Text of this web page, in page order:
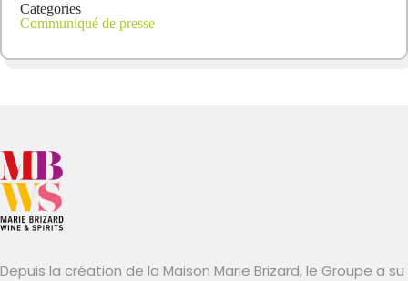
Categories
Communiqué de presse
Depuis la création de la Maison Marie Brizard, le Groupe a su